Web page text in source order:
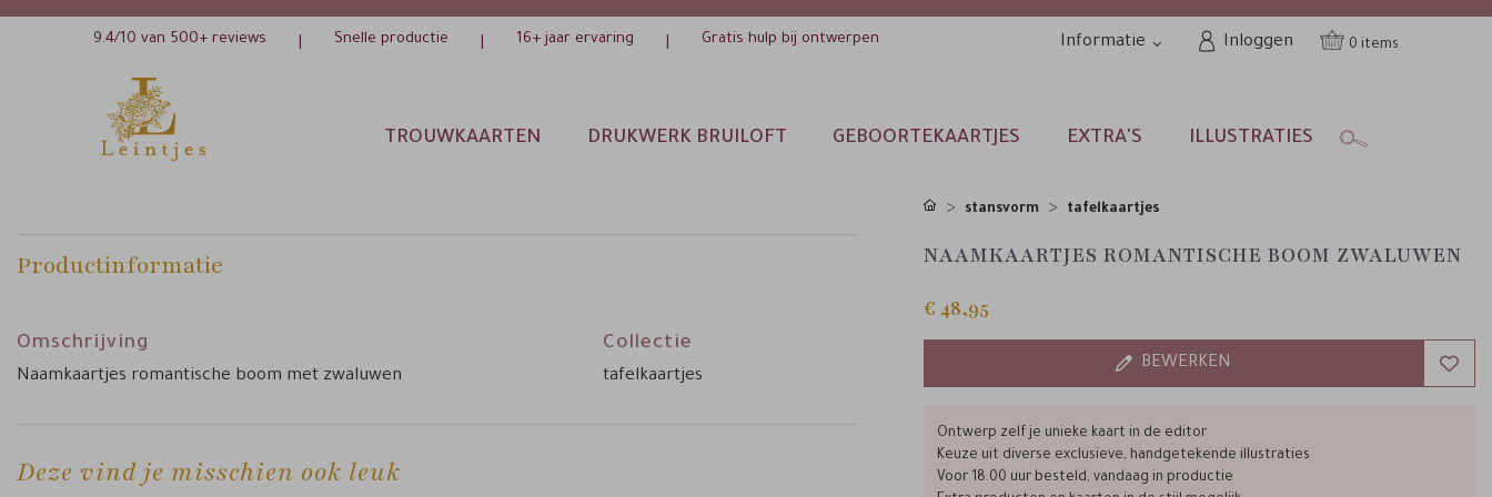
9.4/10 van 500+ reviews Snelle productie 16+ jaar ervaring Gratis hulp bij ontwerpen Informatie Inloggen 0
TROUWKAARTEN DRUKWERK BRUILOFT GEBOORTEKAARTJES EXTRA'S ILLUSTRATIES
Productinformatie
Omschrijving
Naamkaartjes romantische boom met zwaluwen
Collectie
tafelkaartjes
Deze vind je misschien ook leuk
stansvorm tafelkaartjes
NAAMKAARTJES ROMANTISCHE BOOM ZWALUWEN
€ 48,95
BEWERKEN
Ontwerp zelf je unieke kaart in de editor
Keuze uit diverse exclusieve, handgetekende illustraties
Voor 18.00 uur besteld, vandaag in productie